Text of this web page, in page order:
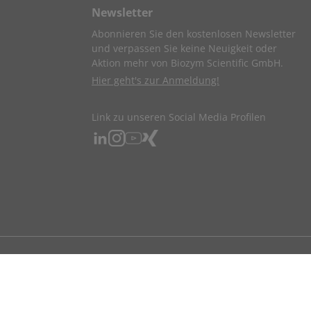
Newsletter
Abonnieren Sie den kostenlosen Newsletter
und verpassen Sie keine Neuigkeit oder
Aktion mehr von Biozym Scientific GmbH.
Hier geht's zur Anmeldung!
Link zu unseren Social Media Profilen